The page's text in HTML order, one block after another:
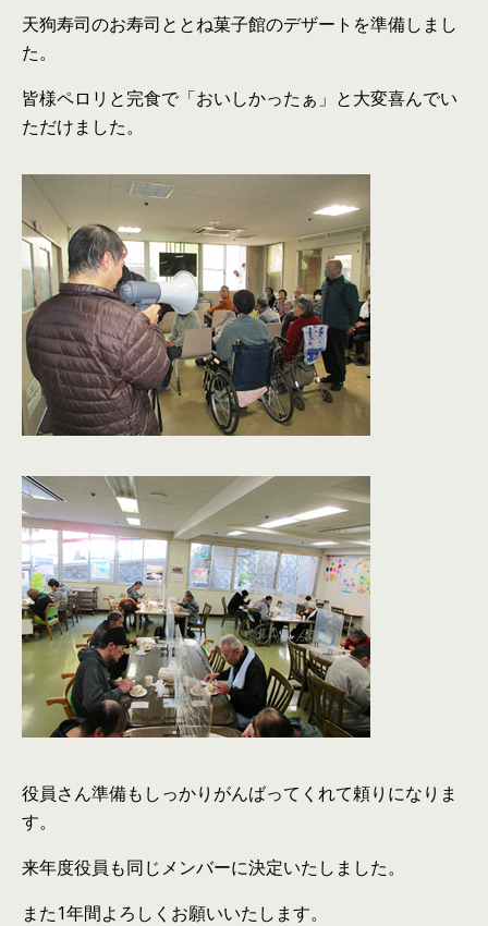
天狗寿司のお寿司ととね菓子館のデザートを準備しまし
た。
皆様ペロリと完食で「おいしかったぁ」と大変喜んでい
ただけました。
役員さん準備もしっかりがんばってくれて頼りになりま
す。
来年度役員も同じメンバーに決定いたしました。
また1年間よろしくお願いいたします。